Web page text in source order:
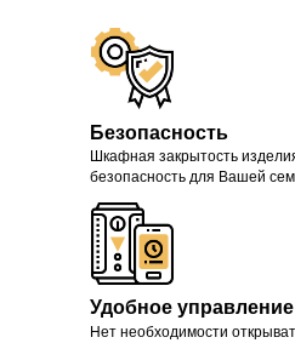
Шкафная закрытость
безопасность для Вашей
Нет необходимости
Безопасность
Удобное управление